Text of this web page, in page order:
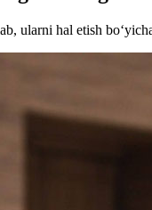
ularni hal etish